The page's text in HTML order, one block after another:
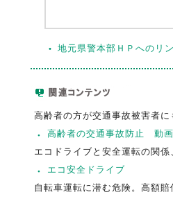
地元県警本部ＨＰへの
高齢者の方が交通事故被害者に
高齢者の交通事故防止 動
エコドライブと安全運転の関係
エコ安全ドライブ
自転車運転に潜む危険。高額賠